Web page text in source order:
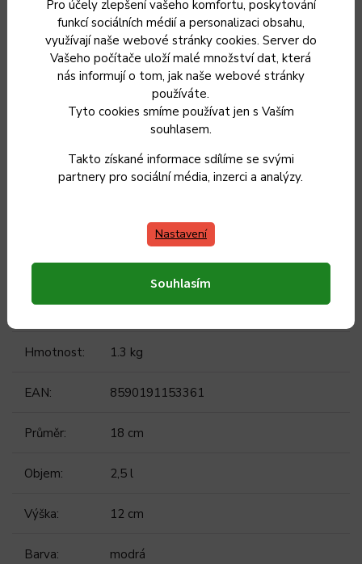
Pro účely zlepšení vašeho komfortu, poskytování
funkcí sociálních médií a personalizaci obsahu,
využívají naše webové stránky cookies. Server do
Vašeho počítače uloží malé množství dat, která
nás informují o tom, jak naše webové stránky
používáte.
Tyto cookies smíme používat jen s Vaším
souhlasem.
Takto získané informace sdílíme se svými
partnery pro sociální média, inzerci a analýzy.
Nastavení
Souhlasím
Do Trouby
Ano
Na el. sporák
Ano
Na indukci
Ano
Ano
Na sklokeramiku
Rozměr nádoby s okrajem
20.50
1.20 mm Návod na použití nádobí BELIS
Hmotnost: 1.3 kg
EAN: 8590191153361
Průměr: 18 cm
Objem: 2,5 l
Výška: 12 cm
Barva: modrá